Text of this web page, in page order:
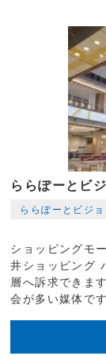
ららぽーとビ
ららぽーとビジョ
ショッピングモ
井ショッピング
層へ訴求できま
会が多い媒体です